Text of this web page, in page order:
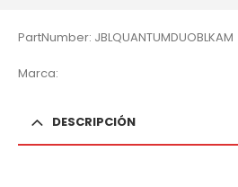
PartNumber: JBLQUANTUMDUOBLKAM
Marca:
DESCRIPCIÓN